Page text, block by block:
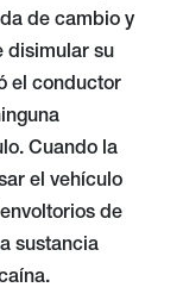
de cambio y
disimular su
el conductor
Cuando la
el vehículo
de
sustancia